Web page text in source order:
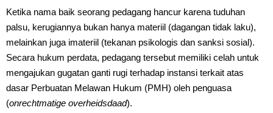
Ketika nama baik seorang pedagang hancur karena tuduhan
palsu, kerugiannya bukan hanya materiil (dagangan tidak laku),
melainkan juga imateriil (tekanan psikologis dan sanksi sosial).
Secara hukum perdata, pedagang tersebut memiliki celah untuk
mengajukan gugatan ganti rugi terhadap instansi terkait atas
dasar Perbuatan Melawan Hukum (PMH) oleh penguasa
(onrechtmatige overheidsdaad).